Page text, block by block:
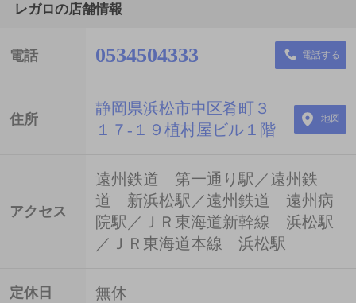
レガロの店舗情報
電話 0534504333 電話する
住所
静岡県浜松市中区肴町３
１７-１９植村屋ビル１階
地図
アクセス
遠州鉄道 第一通り駅／遠州鉄
道 新浜松駅／遠州鉄道 遠州病
院駅／ＪＲ東海道新幹線 浜松駅
／ＪＲ東海道本線 浜松駅
定休日 無休